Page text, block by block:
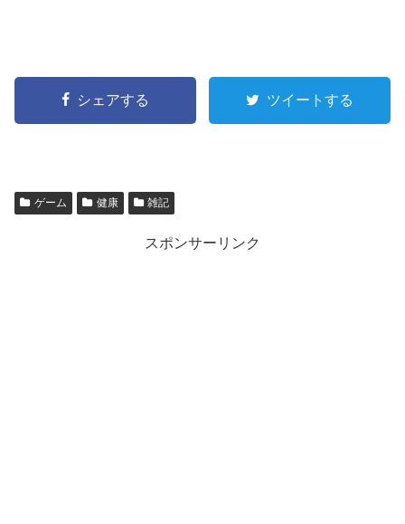
シェアする ツイートする
ゲーム 健康 雑記
スポンサーリンク